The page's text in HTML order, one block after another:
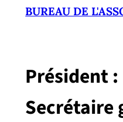
BUREAU DE
Président :
Secrétaire